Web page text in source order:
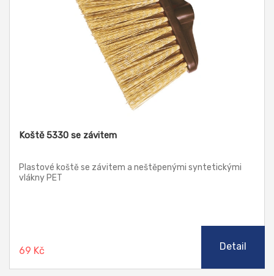
Koště 5330 se závitem
Plastové koště se závitem a neštěpenými syntetickými
vlákny PET
69 Kč Detail